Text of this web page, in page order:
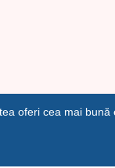
oferi cea mai